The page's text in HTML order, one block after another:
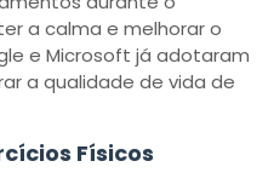
a calma e melhorar o
e Microsoft já adotaram
a qualidade de vida de
Físicos